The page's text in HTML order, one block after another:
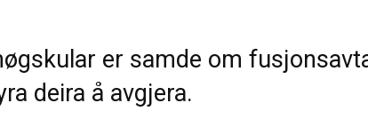
er samde om
deira å avgjera.